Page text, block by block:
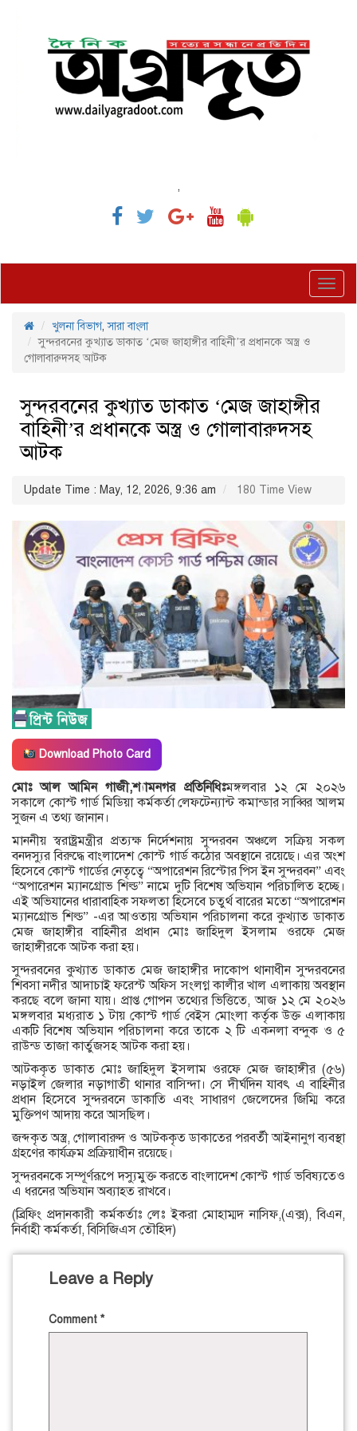
,
খুলনা বিভাগ,সারা বাংলা
সুন্দরবনের কুখ্যাত ডাকাত ‘মেজ জাহাঙ্গীর বাহিনী’র প্রধানকে অস্ত্র ও
গোলাবারুদসহ আটক
সুন্দরবনের কুখ্যাত ডাকাত ‘মেজ জাহাঙ্গীর
বাহিনী’র প্রধানকে অস্ত্র ও গোলাবারুদসহ
আটক
Update Time : May, 12, 2026, 9:36 am 180 Time View
Download Photo Card
মোঃ আল আমিন গাজী,শ্যামনগর প্রতিনিধিঃমঙ্গলবার ১২ মে ২০২৬
সকালে কোস্ট গার্ড মিডিয়া কর্মকর্তা লেফটেন্যান্ট কমান্ডার সাব্বির আলম
সুজন এ তথ্য জানান।
মাননীয় স্বরাষ্ট্রমন্ত্রীর প্রত্যক্ষ নির্দেশনায় সুন্দরবন অঞ্চলে সক্রিয় সকল
বনদস্যুর বিরুদ্ধে বাংলাদেশ কোস্ট গার্ড কঠোর অবস্থানে রয়েছে। এর অংশ
হিসেবে কোস্ট গার্ডের নেতৃত্বে “অপারেশন রিস্টোর পিস ইন সুন্দরবন” এবং
“অপারেশন ম্যানগ্রোভ শিল্ড” নামে দুটি বিশেষ অভিযান পরিচালিত হচ্ছে।
এই অভিযানের ধারাবাহিক সফলতা হিসেবে চতুর্থ বারের মতো “অপারেশন
ম্যানগ্রোভ শিল্ড” -এর আওতায় অভিযান পরিচালনা করে কুখ্যাত ডাকাত
মেজ জাহাঙ্গীর বাহিনীর প্রধান মোঃ জাহিদুল ইসলাম ওরফে মেজ
জাহাঙ্গীরকে আটক করা হয়।
সুন্দরবনের কুখ্যাত ডাকাত মেজ জাহাঙ্গীর দাকোপ থানাধীন সুন্দরবনের
শিবসা নদীর আদাচাই ফরেস্ট অফিস সংলগ্ন কালীর খাল এলাকায় অবস্থান
করছে বলে জানা যায়। প্রাপ্ত গোপন তথ্যের ভিত্তিতে, আজ ১২ মে ২০২৬
মঙ্গলবার মধ্যরাত ১ টায় কোস্ট গার্ড বেইস মোংলা কর্তৃক উক্ত এলাকায়
একটি বিশেষ অভিযান পরিচালনা করে তাকে ২ টি একনলা বন্দুক ও ৫
রাউন্ড তাজা কার্তুজসহ আটক করা হয়।
আটককৃত ডাকাত মোঃ জাহিদুল ইসলাম ওরফে মেজ জাহাঙ্গীর (৫৬)
নড়াইল জেলার নড়াগাতী থানার বাসিন্দা। সে দীর্ঘদিন যাবৎ এ বাহিনীর
প্রধান হিসেবে সুন্দরবনে ডাকাতি এবং সাধারণ জেলেদের জিম্মি করে
মুক্তিপণ আদায় করে আসছিল।
জব্দকৃত অস্ত্র, গোলাবারুদ ও আটককৃত ডাকাতের পরবর্তী আইনানুগ ব্যবস্থা
গ্রহণের কার্যক্রম প্রক্রিয়াধীন রয়েছে।
সুন্দরবনকে সম্পূর্ণরূপে দস্যুমুক্ত করতে বাংলাদেশ কোস্ট গার্ড ভবিষ্যতেও
এ ধরনের অভিযান অব্যাহত রাখবে।
(ব্রিফিং প্রদানকারী কর্মকর্তাঃ লেঃ ইকরা মোহাম্মদ নাসিফ,(এক্স), বিএন,
নির্বাহী কর্মকর্তা, বিসিজিএস তৌহিদ)
Leave a Reply
Comment *